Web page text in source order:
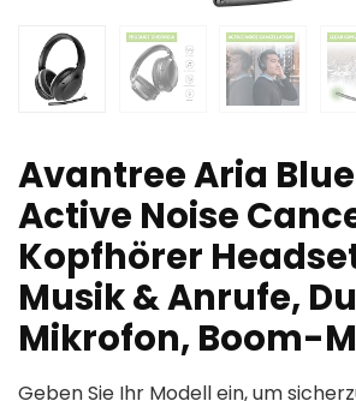
Avantree Aria
Active Noise
Kopfhörer
Musik & Anrufe,
Mikrofon, Boom-
Geben Sie Ihr Modell ein, um